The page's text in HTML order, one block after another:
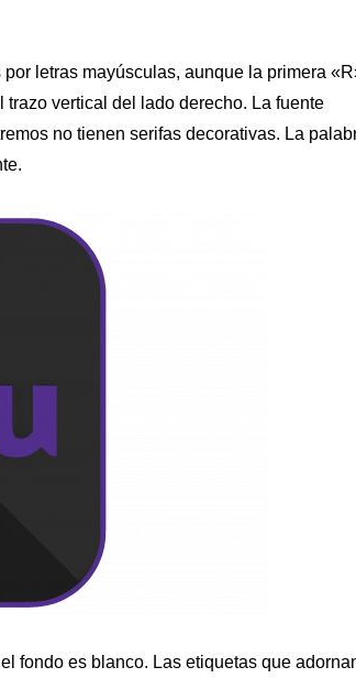
letras mayúsculas, aunque la primera
vertical del lado derecho. La fuente
no tienen serifas decorativas. La
fondo es blanco. Las etiquetas que